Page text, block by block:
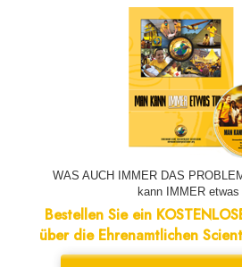
WAS AUCH IMMER DAS
kann IMMER etwas
Bestellen Sie ein
über die Ehrenamtlichen